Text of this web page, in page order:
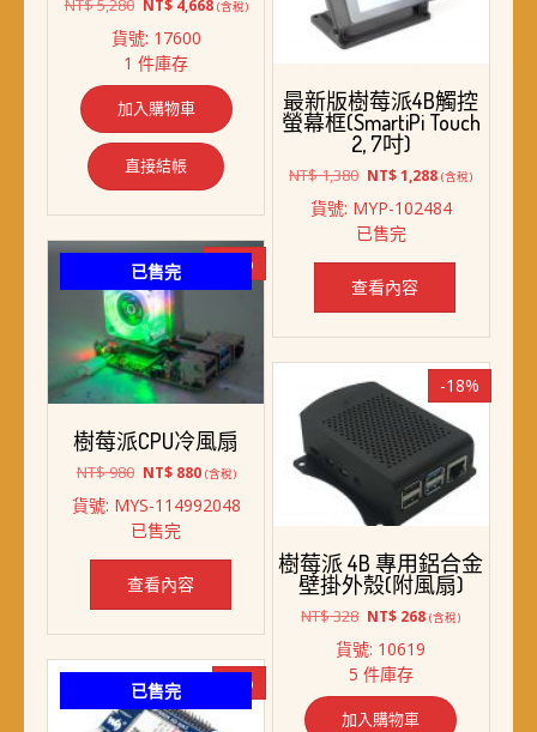
NT$5,280
價
格：
NT$ 5,280。
NT$4,668
NT$ 4,668。
(含稅)
貨號: 17600
1 件庫存
加入購物車
直接結帳
最新版樹莓派4B觸控
螢幕框(SmartiPi Touch
2, 7吋)
NT$1,380 原
價
格：
NT$ 1,380。
NT$1,288目
價
NT$ 1,288。
(含稅)
貨號: MYP-102484
已售完
查看內容
已售完 -10%
樹莓派CPU冷風扇
NT$980 原
價
格：
NT$ 980。
NT$880目
價
NT$ 880。
(含稅)
貨號: MYS-114992048
已售完
查看內容
-18%
樹莓派 4B 專用鋁合金
壁掛外殼(附風扇)
NT$328 原
價
格：
NT$ 328。
NT$ 268目
NT$ 268。
(含稅)
貨號: 10619
5 件庫存
加入購物車
已售完 -5%